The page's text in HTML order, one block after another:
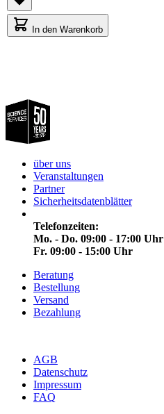
In den Warenkorb
über uns
Veranstaltungen
Partner
Sicherheitsdatenblätter
Telefonzeiten:
Mo. - Do. 09:00 - 17:00 Uhr
Fr. 09:00 - 15:00 Uhr
Beratung
Bestellung
Versand
Bezahlung
AGB
Datenschutz
Impressum
FAQ